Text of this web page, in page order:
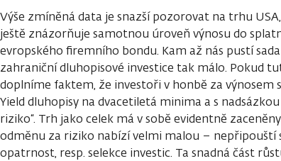
Výše zmíněná data je snazší pozorovat na trhu
ještě znázorňuje samotnou úroveň výnosu do
evropského firemního bondu. Kam až nás pustí
zahraniční dluhopisové investice tak málo. Pokud
doplníme faktem, že investoři v honbě za
Yield dluhopisy na dvacetiletá minima a s
riziko“. Trh jako celek má v sobě evidentně
odměnu za riziko nabízí velmi malou – nepřipouští
opatrnost, resp. selekce investic. Ta snadná část